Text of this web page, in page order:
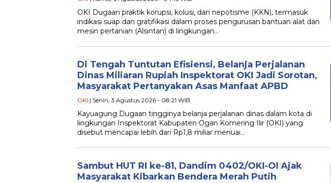
OKI Dugaan praktik korupsi, kolusi, dan nepotisme (KKN), termasuk
indikasi suap dan gratifikasi dalam proses pengurusan bantuan alat dan
mesin pertanian (Alsintan) di lingkungan…
Di Tengah Tuntutan Efisiensi, Belanja Perjalanan
Dinas Miliaran Rupiah Inspektorat OKI Jadi Sorotan,
Masyarakat Pertanyakan Asas Manfaat APBD
OKI | Senin, 3 Agustus 2026 - 08:21 WIB
Kayuagung Dugaan tingginya belanja perjalanan dinas dalam kota di
lingkungan Inspektorat Kabupaten Ogan Komering Ilir (OKI) yang
disebut mencapai lebih dari Rp1,8 miliar menuai…
Sambut HUT RI ke-81, Dandim 0402/OKI-OI Ajak
Masyarakat Kibarkan Bendera Merah Putih